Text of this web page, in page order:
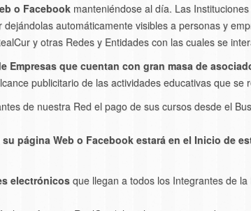
o Facebook manteniéndose al día. Las
dejándolas automáticamente visibles a personas y
y otras Redes y Entidades con las cuales se
Empresas que cuentan con gran masa de
publicitario de las actividades educativas que se
de nuestra Red el pago de sus cursos desde el
página Web o Facebook estará en el Inicio de
electrónicosque llegan a todos los Integrantes de